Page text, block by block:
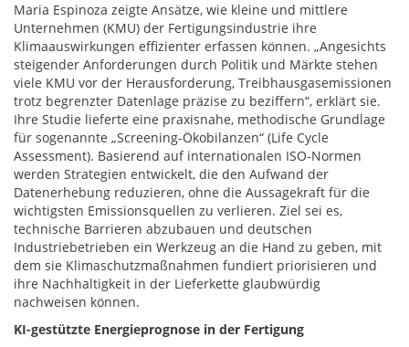
Maria Espinoza zeigte Ansätze, wie kleine und mittlere
Unternehmen (KMU) der Fertigungsindustrie ihre
Klimaauswirkungen effizienter erfassen können. „Angesichts
steigender Anforderungen durch Politik und Märkte stehen
viele KMU vor der Herausforderung, Treibhausgasemissionen
trotz begrenzter Datenlage präzise zu beziffern“, erklärt sie.
Ihre Studie lieferte eine praxisnahe, methodische Grundlage
für sogenannte „Screening-Ökobilanzen“ (Life Cycle
Assessment). Basierend auf internationalen ISO-Normen
werden Strategien entwickelt, die den Aufwand der
Datenerhebung reduzieren, ohne die Aussagekraft für die
wichtigsten Emissionsquellen zu verlieren. Ziel sei es,
technische Barrieren abzubauen und deutschen
Industriebetrieben ein Werkzeug an die Hand zu geben, mit
dem sie Klimaschutzmaßnahmen fundiert priorisieren und
ihre Nachhaltigkeit in der Lieferkette glaubwürdig
nachweisen können.
KI-gestützte Energieprognose in der Fertigung